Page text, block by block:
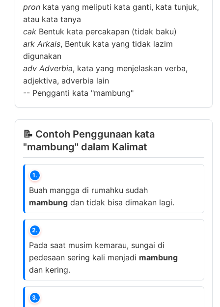
pron kata yang meliputi kata ganti, kata tunjuk,
atau kata tanya
cak Bentuk kata percakapan (tidak baku)
ark Arkais, Bentuk kata yang tidak lazim
digunakan
adv Adverbia, kata yang menjelaskan verba,
adjektiva, adverbia lain
-- Pengganti kata "mambung"
📝 Contoh Penggunaan kata
"mambung" dalam Kalimat
1.
Buah mangga di rumahku sudah
mambung dan tidak bisa dimakan lagi.
2.
Pada saat musim kemarau, sungai di
pedesaan sering kali menjadi mambung
dan kering.
3.